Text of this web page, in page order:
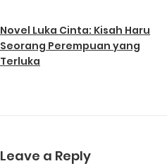
Novel Luka Cinta: Kisah Haru
Seorang Perempuan yang
Terluka
Leave a Reply